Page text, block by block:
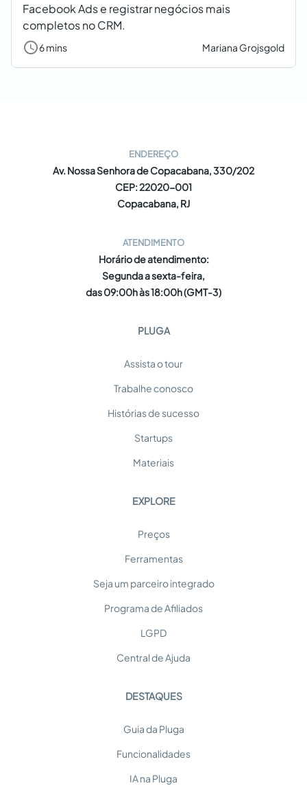
Facebook Ads e registrar negócios mais
completos no CRM.
6 mins Mariana Grojsgold
ENDEREÇO
Av. Nossa Senhora de Copacabana, 330/202
CEP: 22020-001
Copacabana, RJ
ATENDIMENTO
Horário de atendimento:
Segunda a sexta-feira,
das 09:00h às 18:00h (GMT-3)
PLUGA
Assista o tour
Trabalhe conosco
Histórias de sucesso
Startups
Materiais
EXPLORE
Preços
Ferramentas
Seja um parceiro integrado
Programa de Afiliados
LGPD
Central de Ajuda
DESTAQUES
Guia da Pluga
Funcionalidades
IA na Pluga